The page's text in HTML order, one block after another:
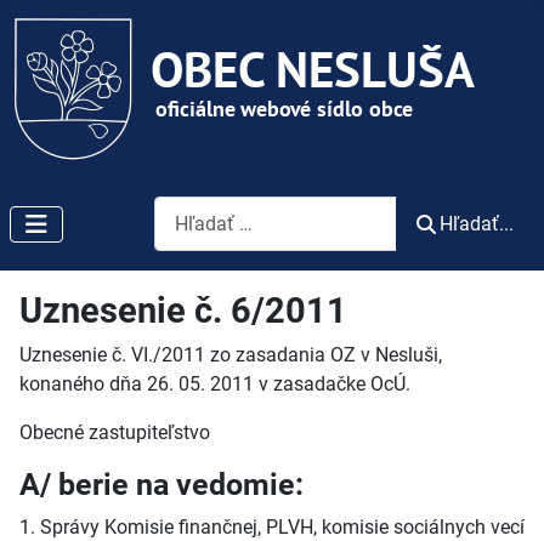
Vyhľadávanie
Hľadať...
Uznesenie č. 6/2011
Uznesenie č. VI./2011 zo zasadania OZ v Nesluši,
konaného dňa 26. 05. 2011 v zasadačke OcÚ.
Obecné zastupiteľstvo
A/ berie na vedomie:
1. Správy Komisie finančnej, PLVH, komisie sociálnych vecí